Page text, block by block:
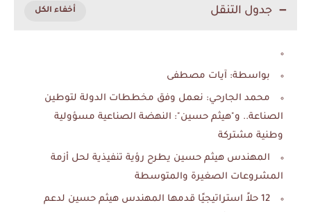
جدول التنقل
بواسطة: آيات مصطفى
محمد الجارحي: نعمل وفق مخططات الدولة لتوطين
الصناعة.. و"هيثم حسين": النهضة الصناعية مسؤولية
وطنية مشتركة
المهندس هيثم حسين يطرح رؤية تنفيذية لحل أزمة
المشروعات الصغيرة والمتوسطة
12 حلاً استراتيجيًا قدمها المهندس هيثم حسين لدعم